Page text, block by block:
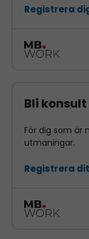
Registrera
Bli konsult
För dig som är
utmaningar.
Registrera